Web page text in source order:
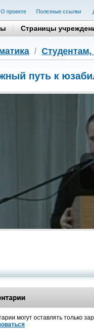
О проекте Полезные cсылки
Страницы
/
путь к
могут оставлять только